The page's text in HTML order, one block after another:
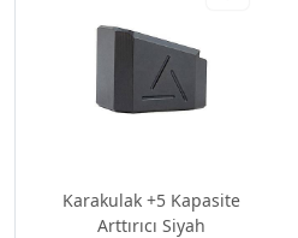
Karakulak +5 Kapasite
Arttırıcı Siyah